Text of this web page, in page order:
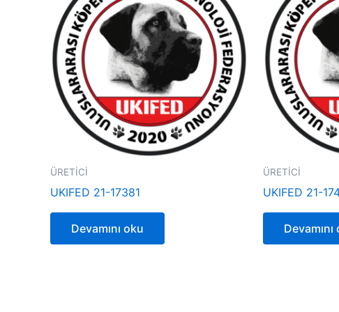
ÜRETİCİ
UKIFED 21-17381
Devamını oku
ÜRETİCİ
UKIFED 21-
Devamını